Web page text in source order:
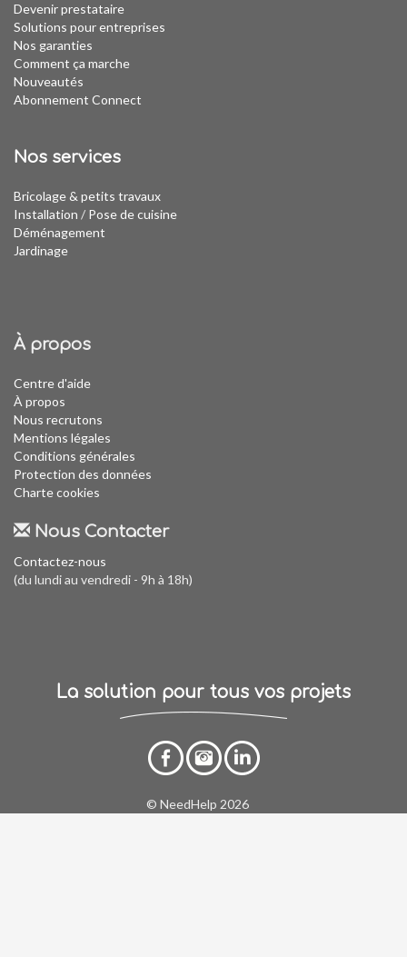
Devenir prestataire
Solutions pour entreprises
Nos garanties
Comment ça marche
Nouveautés
Abonnement Connect
Nos services
Bricolage & petits travaux
Installation / Pose de cuisine
Déménagement
Jardinage
À propos
Centre d'aide
À propos
Nous recrutons
Mentions légales
Conditions générales
Protection des données
Charte cookies
Nous Contacter
Contactez-nous
(du lundi au vendredi - 9h à 18h)
La solution pour tous vos projets
© NeedHelp 2026